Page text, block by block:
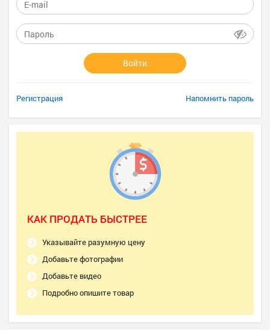
Войти
Регистрация Напомнить пароль
КАК ПРОДАТЬ БЫСТРЕЕ
Указывайте разумную цену
Добавьте фотографии
Добавьте видео
Подробно опишите товар